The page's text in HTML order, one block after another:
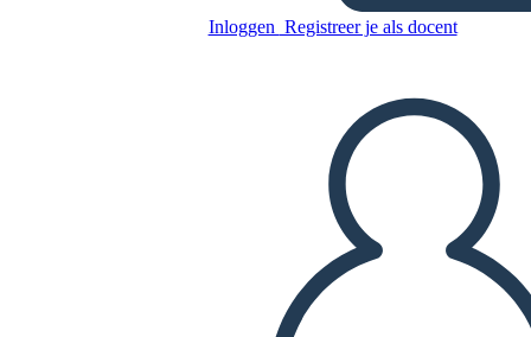
Inloggen Registreer je als docent
Kopieer dit Storyboard
DIAVOORSTELLING AFSPELEN
LEES MIJ VOOR